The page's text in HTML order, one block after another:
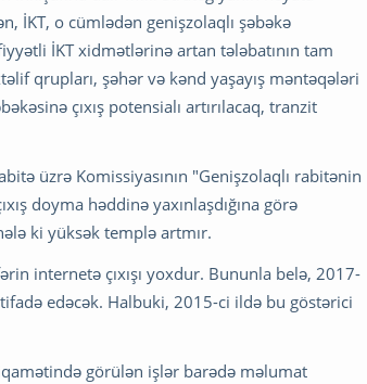
İKT, o cümlədən genişzolaqlı şəbəkə
İKT xidmətlərinə artan tələbatının tam
qrupları, şəhər və kənd yaşayış məntəqələri
çıxış potensialı artırılacaq, tranzit
üzrə Komissiyasının "Genişzolaqlı rabitənin
doyma həddinə yaxınlaşdığına görə
ki yüksək templə artmır.
internetə çıxışı yoxdur. Bununla belə, 2017-
edəcək. Halbuki, 2015-ci ildə bu göstərici
görülən işlər barədə məlumat